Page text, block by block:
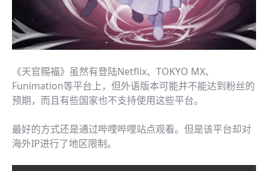
《天官赐福》虽然有登陆Netflix、TOKYO MX、
Funimation等平台上，但外语版本可能并不能达到粉丝的
预期，而且有些国家也不支持使用这些平台。
最好的方式还是通过哔哩哔哩站点观看。但是该平台却对
海外IP进行了地区限制。